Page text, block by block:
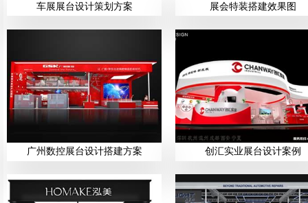
车展展台设计策划方案 展会特装搭建效果图
广州数控展台设计搭建方案 创汇实业展台设计案例